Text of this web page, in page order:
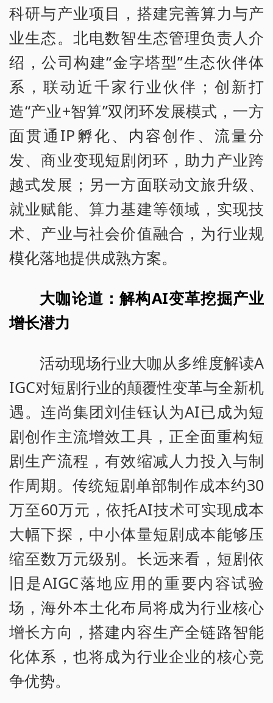
科研与产业项目，搭建完善算力与产
业生态。北电数智生态管理负责人介
绍，公司构建“金字塔型”生态伙伴体
系，联动近千家行业伙伴；创新打
造“产业+智算”双闭环发展模式，一方
面贯通IP孵化、内容创作、流量分
发、商业变现短剧闭环，助力产业跨
越式发展；另一方面联动文旅升级、
就业赋能、算力基建等领域，实现技
术、产业与社会价值融合，为行业规
模化落地提供成熟方案。
大咖论道：解构AI变革挖掘产业
增长潜力
活动现场行业大咖从多维度解读A
IGC对短剧行业的颠覆性变革与全新机
遇。连尚集团刘佳钰认为AI已成为短
剧创作主流增效工具，正全面重构短
剧生产流程，有效缩减人力投入与制
作周期。传统短剧单部制作成本约30
万至60万元，依托AI技术可实现成本
大幅下探，中小体量短剧成本能够压
缩至数万元级别。长远来看，短剧依
旧是AIGC落地应用的重要内容试验
场，海外本土化布局将成为行业核心
增长方向，搭建内容生产全链路智能
化体系，也将成为行业企业的核心竞
争优势。